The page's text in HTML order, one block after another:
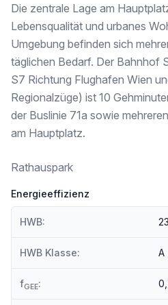
Das Projekt im Überblick
* Rund 100 Eigentumswohnungen
* Wohnflächen von ca. 38 m² bis
* Balkone, Loggien, Terrassen &
* Heizen & Kühlen mittels
* Nachhaltiges Energiekonzept mit
* Begrünter Innenhof
* Tiefgarage mit ca. 150
* Büro- & Gewerbeflächen im
Ausstatttung:
* Luftwärmepumpe
* teilweise Betonkernaktivierung
* Raffstores als Sonnenschutz nach
* hochwertiges Feinsteinzeug
Die zentrale Lage am
Lebensqualität und urbanes
Umgebung befinden sich
täglichen Bedarf. Der Bahnhof
S7 Richtung Flughafen Wien
Regionalzüge) ist 10
der Buslinie 71a sowie
am Hauptplatz.
Rathauspark
Energieeffizienz
HWB:
HWB Klasse: A
fGEE: